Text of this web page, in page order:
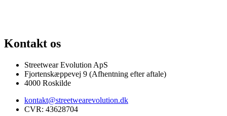
Kontakt os
Streetwear Evolution ApS
Fjortenskæppevej 9 (Afhentning efter aftale)
4000 Roskilde
kontakt@streetwearevolution.dk
CVR: 43628704